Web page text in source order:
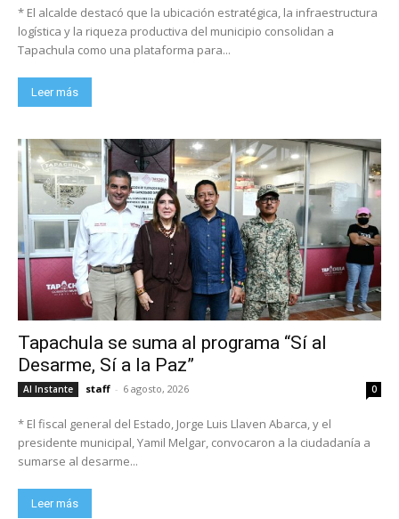
* El alcalde destacó que la ubicación estratégica, la infraestructura
logística y la riqueza productiva del municipio consolidan a
Tapachula como una plataforma para...
Leer más
Tapachula se suma al programa “Sí al
Desarme, Sí a la Paz”
Al Instante staff - 6 agosto, 2026 0
* El fiscal general del Estado, Jorge Luis Llaven Abarca, y el
presidente municipal, Yamil Melgar, convocaron a la ciudadanía a
sumarse al desarme...
Leer más